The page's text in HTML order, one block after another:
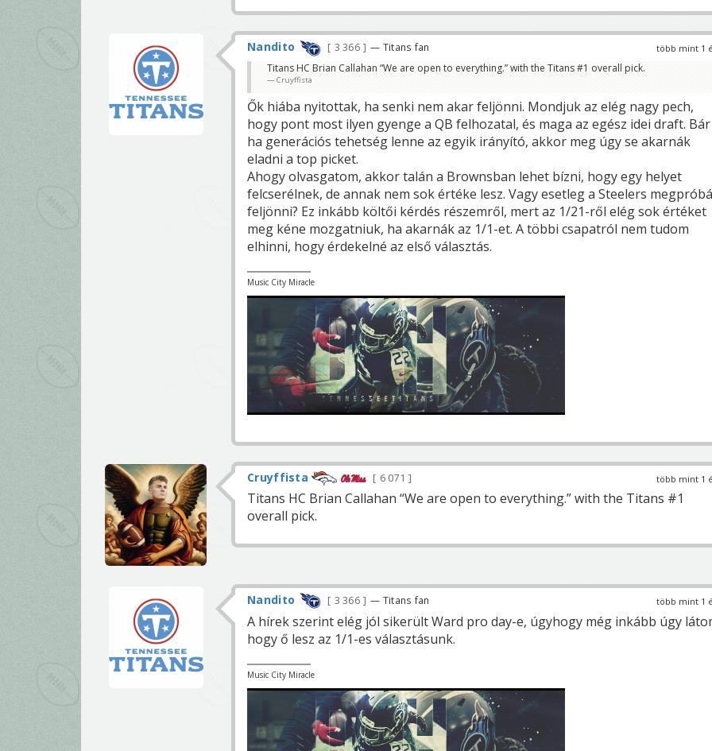
több mint 1
Nandito 3 366 — Titans fan
Titans HC Brian Callahan “We are open to everything.” with the Titans #1 overall pick.
Cruyffista
Ők hiába nyitottak, ha senki nem akar feljönni. Mondjuk az elég nagy pech,
hogy pont most ilyen gyenge a QB felhozatal, és maga az egész idei draft. Bár
ha generációs tehetség lenne az egyik irányító, akkor meg úgy se akarnák
eladni a top picket.
Ahogy olvasgatom, akkor talán a Brownsban lehet bízni, hogy egy helyet
felcserélnek, de annak nem sok értéke lesz. Vagy esetleg a Steelers
feljönni? Ez inkább költői kérdés részemről, mert az 1/21-ről elég sok értéket
meg kéne mozgatniuk, ha akarnák az 1/1-et. A többi csapatról nem tudom
elhinni, hogy érdekelné az első választás.
Music City Miracle
több mint 1
Cruyffista 6 071
Titans HC Brian Callahan “We are open to everything.” with the Titans #1
overall pick.
több mint 1
Nandito 3 366 — Titans fan
A hírek szerint elég jól sikerült Ward pro day-e, úgyhogy még inkább úgy
hogy ő lesz az 1/1-es választásunk.
Music City Miracle